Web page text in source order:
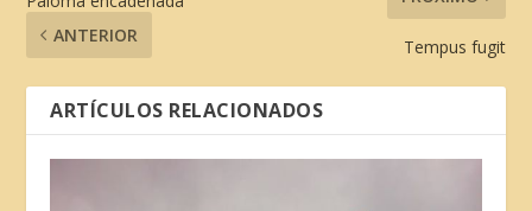
ANTERIOR
Tempus fugit
ARTÍCULOS RELACIONADOS